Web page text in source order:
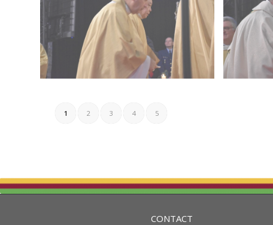
1 2 3 4 5
CONTACT